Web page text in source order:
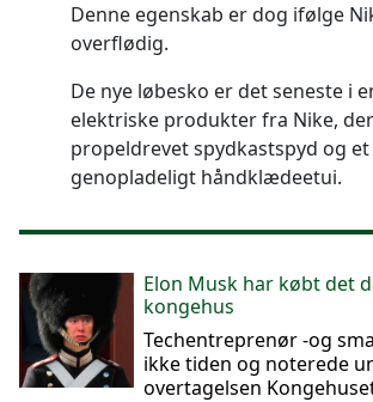
Denne egenskab er dog ifølge
overflødig.
De nye løbesko er det seneste i
elektriske produkter fra Nike,
propeldrevet spydkastspyd og
genopladeligt håndklædeetui.
Elon Musk har købt det
kongehus
Techentreprenør -og
ikke tiden og noterede
overtagelsen